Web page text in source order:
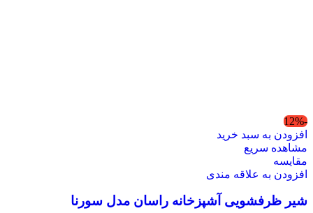
-12%
افزودن به سبد خرید
مشاهده سریع
مقایسه
افزودن به علاقه مندی
شیر ظرفشویی آشپزخانه راسان مدل سورنا